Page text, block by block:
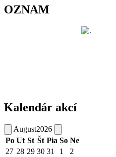
OZNAM
Kalendár akcí
August2026
Po Ut St Št Pia So Ne
27 28 29 30 31 1
2